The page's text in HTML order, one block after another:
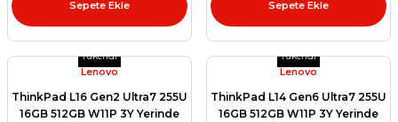
Sepete Ekle Sepete Ekle
Tükendi
Lenovo
ThinkPad L16 Gen2 Ultra7 255U
16GB 512GB W11P 3Y Yerinde
Tükendi
Lenovo
ThinkPad L14 Gen6 Ultra7 255U
16GB 512GB W11P 3Y Yerinde